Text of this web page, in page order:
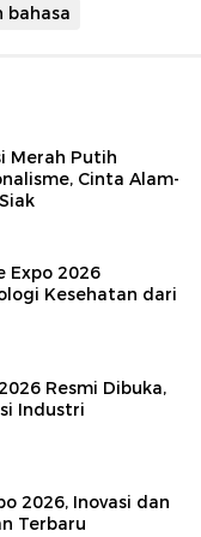
bahasa
Merah Putih
Cinta Alam-
Expo 2026
Kesehatan dari
Resmi Dibuka,
Industri
2026, Inovasi dan
Terbaru